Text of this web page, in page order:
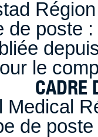
de poste
le
CADRE
de